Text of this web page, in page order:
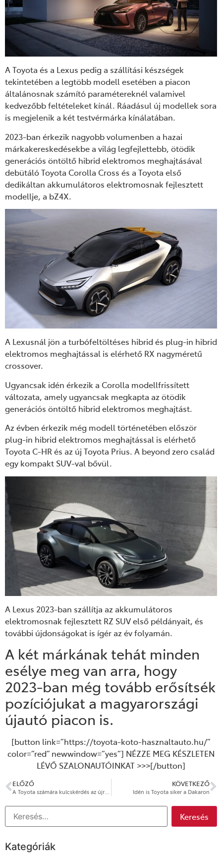
A Toyota és a Lexus pedig a szállítási készségek
tekintetében a legtöbb modell esetében a piacon
általánosnak számító paramétereknél valamivel
kedvezőbb feltételeket kínál. Ráadásul új modellek sora
is megjelenik a két testvérmárka kínálatában.
2023-ban érkezik nagyobb volumenben a hazai
márkakereskedésekbe a világ legfejlettebb, ötödik
generációs öntöltő hibrid elektromos meghajtásával
debütáló Toyota Corolla Cross és a Toyota első
dedikáltan akkumulátoros elektromosnak fejlesztett
modellje, a bZ4X.
A Lexusnál jön a turbófeltöltéses hibrid és plug-in hibrid
elektromos meghajtással is elérhető RX nagyméretű
crossover.
Ugyancsak idén érkezik a Corolla modellfrissített
változata, amely ugyancsak megkapta az ötödik
generációs öntöltő hibrid elektromos meghajtást.
Az évben érkezik még modell történetében először
plug-in hibrid elektromos meghajtással is elérhető
Toyota C-HR és az új Toyota Prius. A beyond zero család
egy kompakt SUV-val bővül.
A Lexus 2023-ban szállítja az akkumulátoros
elektromosnak fejlesztett RZ SUV első példányait, és
további újdonságokat is ígér az év folyamán.
A két márkának tehát minden
esélye meg van arra, hogy
2023-ban még tovább erősítsék
pozíciójukat a magyarországi
újautó piacon is.
[button link=”https://toyota-koto-hasznaltauto.hu/”
color=”red” newwindow=”yes”] NÉZZE MEG KÉSZLETEN
LÉVŐ SZALONAUTÓINKAT >>>[/button]
ELŐZŐ KÖVETKEZŐ
Idén is Toyota siker a Dakaron
Kategóriák